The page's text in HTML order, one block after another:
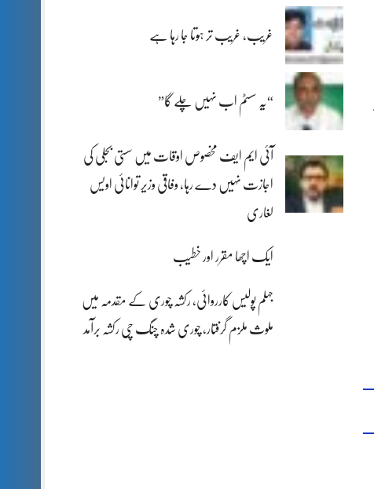
غریب، غریب تر ہوتا جا رہا ہے
“یہ سسٹم اب نہیں چلے گا”
آئی ایم ایف مخصوص اوقات میں سستی بجلی کی
اجازت نہیں دے رہا، وفاقی وزیر توانائی اویس
لغاری
ایک اچھا مقرر اور خطیب
جہلم پولیس کارروائی، رکشہ چوری کے مقدمہ میں
ملوث ملزم گرفتار، چوری شدہ چنگ چی رکشہ برآمد